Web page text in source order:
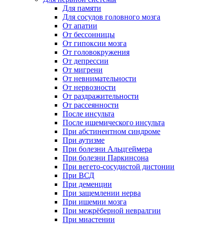
Для памяти
Для сосудов головного мозга
От апатии
От бессонницы
От гипоксии мозга
От головокружения
От депрессии
От мигрени
От невнимательности
От нервозности
От раздражительности
От рассеянности
После инсульта
После ишемического инсульта
При абстинентном синдроме
При аутизме
При болезни Альцгеймера
При болезни Паркинсона
При вегето-сосудистой дистонии
При ВСД
При деменции
При защемлении нерва
При ишемии мозга
При межрёберной невралгии
При миастении